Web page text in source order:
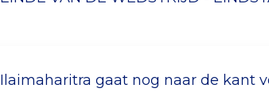
Ilaimaharitra gaat nog naar de kant